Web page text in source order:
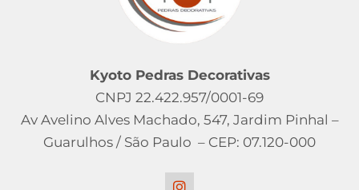
Kyoto Pedras Decorativas
CNPJ 22.422.957/0001-69
Av Avelino Alves Machado, 547, Jardim Pinhal –
Guarulhos / São Paulo – CEP: 07.120-000